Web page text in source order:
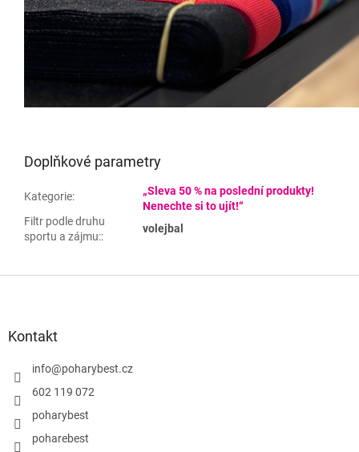
Doplňkové parametry
Kategorie:
„Sleva 50 % na poslední produkty!
Nenechte si to ujít!“
Filtr podle druhu
sportu a zájmu::
volejbal
Kontakt
info@poharybest.cz
602 119 072
poharybest
poharebest